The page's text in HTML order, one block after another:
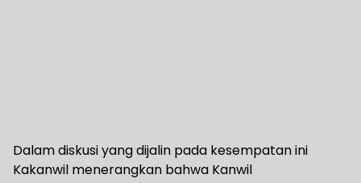
Dalam diskusi yang dijalin pada kesempatan ini
Kakanwil menerangkan bahwa Kanwil